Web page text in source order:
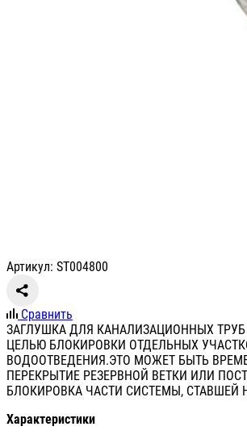
Артикул: ST004800
Сравнить
ЗАГЛУШКА ДЛЯ КАНАЛИЗАЦИОННЫХ
ЦЕЛЬЮ БЛОКИРОВКИ ОТДЕЛЬНЫХ
ВОДООТВЕДЕНИЯ.ЭТО МОЖЕТ БЫТЬ
ПЕРЕКРЫТИЕ РЕЗЕРВНОЙ ВЕТКИ ИЛИ
БЛОКИРОВКА ЧАСТИ СИСТЕМЫ, СТАВШЕЙ
Характеристики